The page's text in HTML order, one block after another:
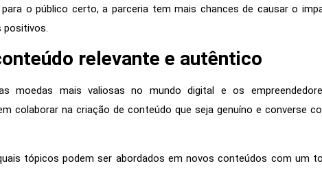
o público certo, a parceria tem mais chances de causar o
positivos.
relevante e autêntico
moedas mais valiosas no mundo digital e os
colaborar na criação de conteúdo que seja genuíno e converse
tópicos podem ser abordados em novos conteúdos com um